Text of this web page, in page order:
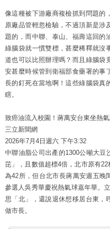
像這種被下游廠商複檢抓到問題的
原廠品管輕忽檢驗，不過頂新是涉
題的，而中聯、泰山、福壽這回的
綠腦袋就一慣雙標，甚麼稀釋就沒
道也可以比照辦理嗎？而且綠腦袋
安甚麼時候管到衛福部食藥署的事
長的釘死在當地啊！這些綠腦袋真
瞎。
致癌油流入校園！蔣萬安台東坐熱
三立新聞網
2026年7月4日週六 下午3:32
中聯油脂公司出產的1300公噸大
芘」，且數值超標4倍，北市原有
為42所，但台北市長蔣萬安週五晚
參選人吳秀華慶祝熱氣球嘉年華。
思「北」，還說退休想移居台東，
做市長。